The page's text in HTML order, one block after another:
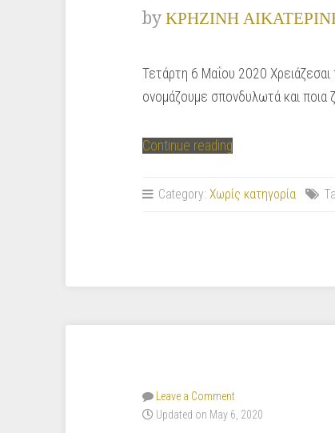
by ΚΡΗΖΙΝΗ
Τετάρτη 6 Μαΐου 2020
ονομάζουμε σπονδυλωτά και ποια
Continue reading
ασπόνδυλα
Category: Χωρίς κατηγορία
Leave a Comment
Updated on May 6, 2020